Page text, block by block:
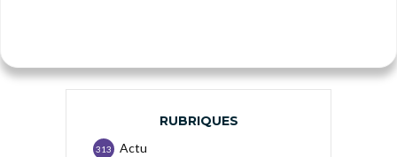
RUBRIQUES
Actu
313